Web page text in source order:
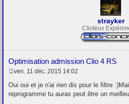
strayker
Clioteux
Optimisation admission Clio 4 RS
e
s
ven. 11 déc. 2015 14:02
Oui oui et je n'ai rien dis pour le filtre
reprogramme tu auras peut être un